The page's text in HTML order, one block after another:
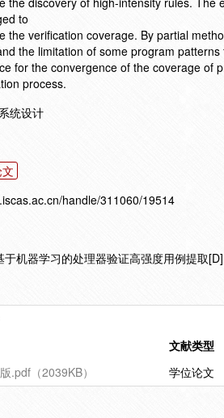
to
the verification coverage. By partial
the limitation of some program
for the convergence of the coverage of
process.
统设计
handle/311060/19514
于机器学习的处理器验证高强度用例提取
文献类型
.pdf（2039KB）
学位论文